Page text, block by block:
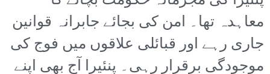
معاہدہ تھا۔ امن کی بجائے جابرانہ قوانین
جاری رہے اور قبائلی علاقوں میں فوج کی
موجودگی برقرار رہی۔ پنئیرا آج بھی اپنے